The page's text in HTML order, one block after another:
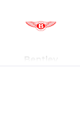
Bentley